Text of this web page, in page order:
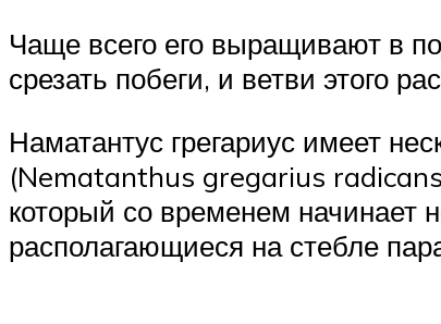
Чаще всего его выращивают в
срезать побеги, и ветви этого
Наматантус грегариус имеет
(Nematanthus gregarius
который со временем начинает
располагающиеся на стебле